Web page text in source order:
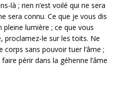
là ; rien n’est voilé qui ne sera
sera connu. Ce que je vous dis
lumière ; ce que vous
proclamez-le sur les toits. Ne
corps sans pouvoir tuer l’âme ;
périr dans la géhenne l’âme